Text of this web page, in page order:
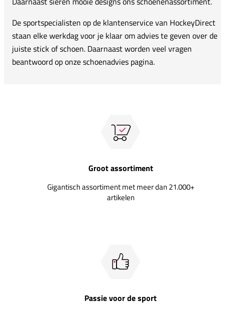
De sportspecialisten op de klantenservice van HockeyDirect
staan elke werkdag voor je klaar om advies te geven over de
juiste stick of schoen. Daarnaast worden veel vragen
beantwoord op onze schoenadvies pagina.
Groot assortiment
Gigantisch assortiment met meer dan 21.000+
artikelen
Passie voor de sport